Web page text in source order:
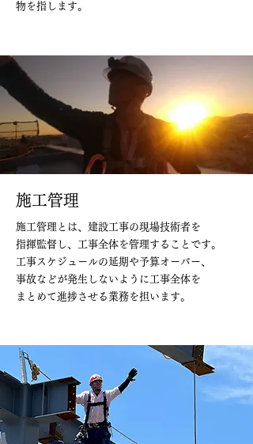
物を指します。
施工管理
施工管理とは、建設工事の現場技術者を
指揮監督し、工事全体を管理することです。
工事スケジュールの延期や予算オーバー、
事故などが発生しないように工事全体を
まとめて進捗させる業務を担います。